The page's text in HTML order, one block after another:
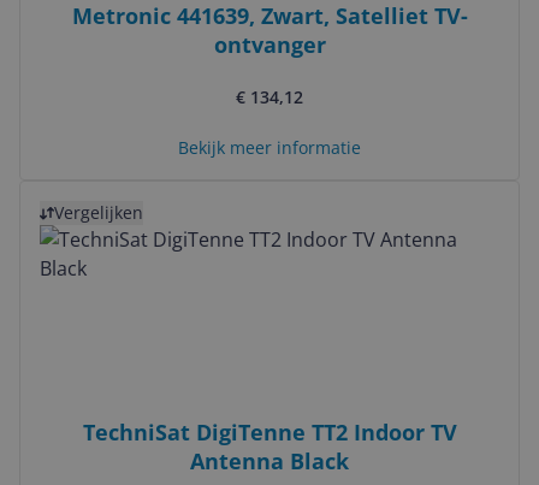
Metronic 441639, Zwart, Satelliet TV-
ontvanger
€ 134,12
Bekijk meer informatie
Vergelijken
TechniSat DigiTenne TT2 Indoor TV
Antenna Black